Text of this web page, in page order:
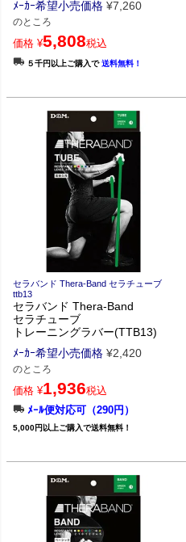
ﾒｰｶｰ希望小売価格 ¥7,260
のところ
価格 ¥5,808税込
５千円以上ご購入で送料無料！
セラバンド Thera-Band セラチューブ
ttb13
セラバンド Thera-Band
セラチューブ
トレーニングラバー(TTB13)
ﾒｰｶｰ希望小売価格 ¥2,420
のところ
価格 ¥1,936税込
ﾒｰﾙ便対応可（290円）
5,000円以上ご購入で送料無料！